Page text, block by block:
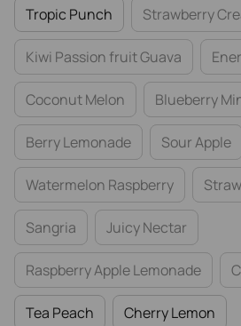
Tropic Punch Strawberry
Kiwi Passion fruit Guava
Coconut Melon Blueberry
Berry Lemonade Sour Apple
Watermelon Raspberry
Sangria Juicy Nectar
Raspberry Apple Lemonade
Tea Peach Cherry Lemon